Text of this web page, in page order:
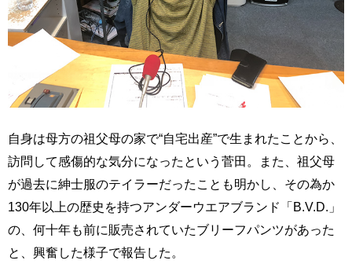
自身は母方の祖父母の家で“自宅出産”で生まれたことから、
訪問して感傷的な気分になったという菅田。また、祖父母
が過去に紳士服のテイラーだったことも明かし、その為か
130年以上の歴史を持つアンダーウエアブランド「B.V.D.」
の、何十年も前に販売されていたブリーフパンツがあった
と、興奮した様子で報告した。